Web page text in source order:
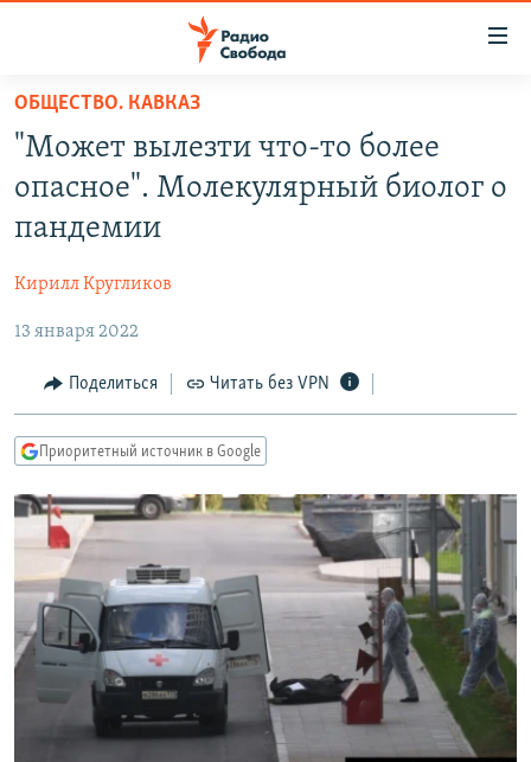
упрощенного
доступа
основному
Вернутся
навигации
Вернутся
поиску
ПРОГРАММЫ
МНЕНИЯ
КУЛЬТУРА
IDEL.РЕАЛИИ
СЕВЕР.РЕАЛИИ
СИБИРЬ.РЕАЛИИ
РАСПИСАНИЕ ВЕЩАНИЯ
ПОДПИШИТЕСЬ НА РАССЫЛКУ
СОЦИАЛЬНЫЕ СЕТИ
ОБЩЕСТВО. КАВКАЗ
"Может вылезти что-то более
опасное". Молекулярный биолог о
пандемии
Кирилл Кругликов
13 января 2022
Поделиться Читать без VPN
Приоритетный источник в Google